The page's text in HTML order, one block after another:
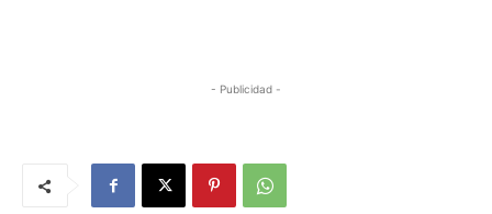
- Publicidad -